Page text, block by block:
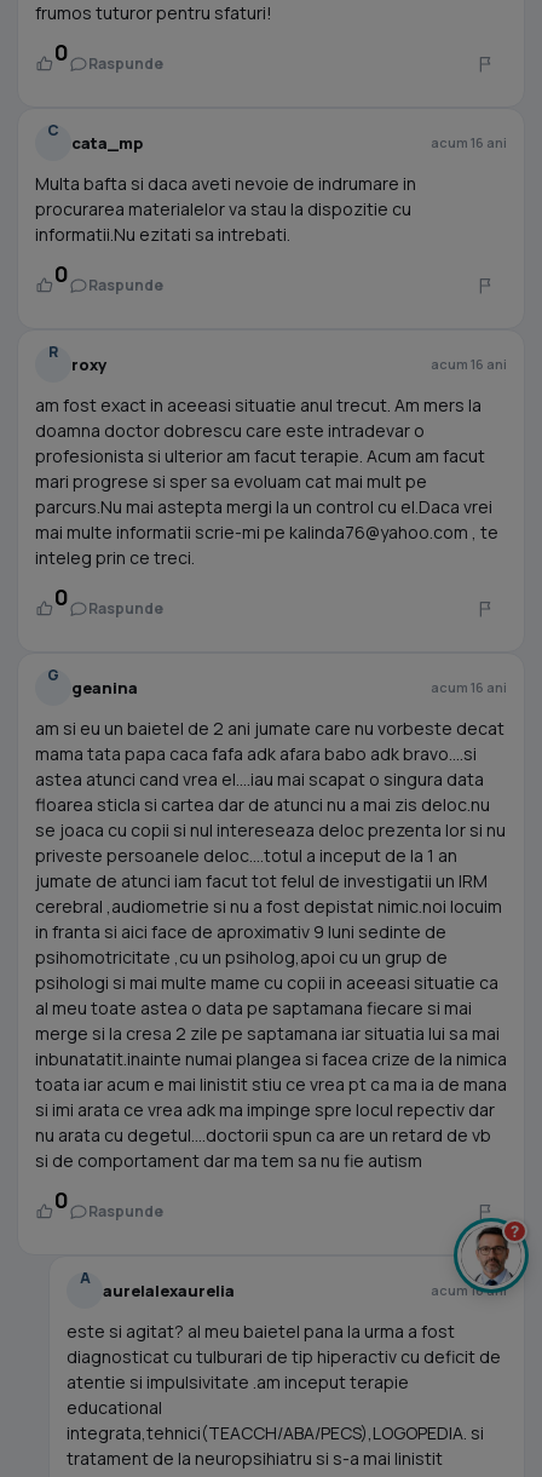
frumos tuturor pentru sfaturi!
0 Raspunde
C
cata_mp acum 16 ani
Multa bafta si daca aveti nevoie de indrumare in
procurarea materialelor va stau la dispozitie cu
informatii.Nu ezitati sa intrebati.
0 Raspunde
R
roxy acum 16 ani
am fost exact in aceeasi situatie anul trecut. Am mers la
doamna doctor dobrescu care este intradevar o
profesionista si ulterior am facut terapie. Acum am facut
mari progrese si sper sa evoluam cat mai mult pe
parcurs.Nu mai astepta mergi la un control cu el.Daca vrei
mai multe informatii scrie-mi pe kalinda76@yahoo.com , te
inteleg prin ce treci.
0 Raspunde
G
geanina acum 16 ani
am si eu un baietel de 2 ani jumate care nu vorbeste decat
mama tata papa caca fafa adk afara babo adk bravo....si
astea atunci cand vrea el....iau mai scapat o singura data
floarea sticla si cartea dar de atunci nu a mai zis deloc.nu
se joaca cu copii si nul intereseaza deloc prezenta lor si nu
priveste persoanele deloc....totul a inceput de la 1 an
jumate de atunci iam facut tot felul de investigatii un IRM
cerebral ,audiometrie si nu a fost depistat nimic.noi locuim
in franta si aici face de aproximativ 9 luni sedinte de
psihomotricitate ,cu un psiholog,apoi cu un grup de
psihologi si mai multe mame cu copii in aceeasi situatie ca
al meu toate astea o data pe saptamana fiecare si mai
merge si la cresa 2 zile pe saptamana iar situatia lui sa mai
inbunatatit.inainte numai plangea si facea crize de la nimica
toata iar acum e mai linistit stiu ce vrea pt ca ma ia de mana
si imi arata ce vrea adk ma impinge spre locul repectiv dar
nu arata cu degetul....doctorii spun ca are un retard de vb
si de comportament dar ma tem sa nu fie autism
0 Raspunde
A
aurelalexaurelia acum 16 ani
este si agitat? al meu baietel pana la urma a fost
diagnosticat cu tulburari de tip hiperactiv cu deficit de
atentie si impulsivitate .am inceput terapie
educational
integrata,tehnici(TEACCH/ABA/PECS),LOGOPEDIA. si
tratament de la neuropsihiatru si s-a mai linistit
?